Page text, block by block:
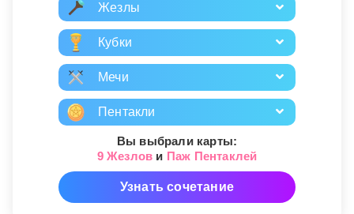
Жезлы
Кубки
Мечи
Пентакли
Вы выбрали карты:
9 Жезлов и Паж Пентаклей
Узнать сочетание